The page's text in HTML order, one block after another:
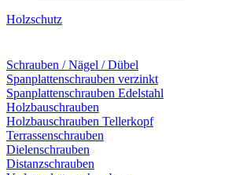
Holzschutz
Schrauben / Nägel / Dübel
Spanplattenschrauben verzinkt
Spanplattenschrauben Edelstahl
Holzbauschrauben
Holzbauschrauben Tellerkopf
Terrassenschrauben
Dielenschrauben
Distanzschrauben